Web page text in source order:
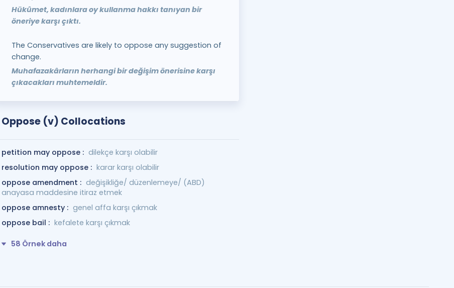
Hükûmet, kadınlara oy kullanma hakkı tanıyan bir
öneriye karşı çıktı.
The Conservatives are likely to oppose any suggestion of
change.
Muhafazakârların herhangi bir değişim önerisine karşı
çıkacakları muhtemeldir.
Oppose (v) Collocations
petition may oppose : dilekçe karşı olabilir
resolution may oppose : karar karşı olabilir
oppose amendment : değişikliğe/ düzenlemeye/ (ABD)
anayasa maddesine itiraz etmek
oppose amnesty : genel affa karşı çıkmak
oppose bail : kefalete karşı çıkmak
58 Örnek daha